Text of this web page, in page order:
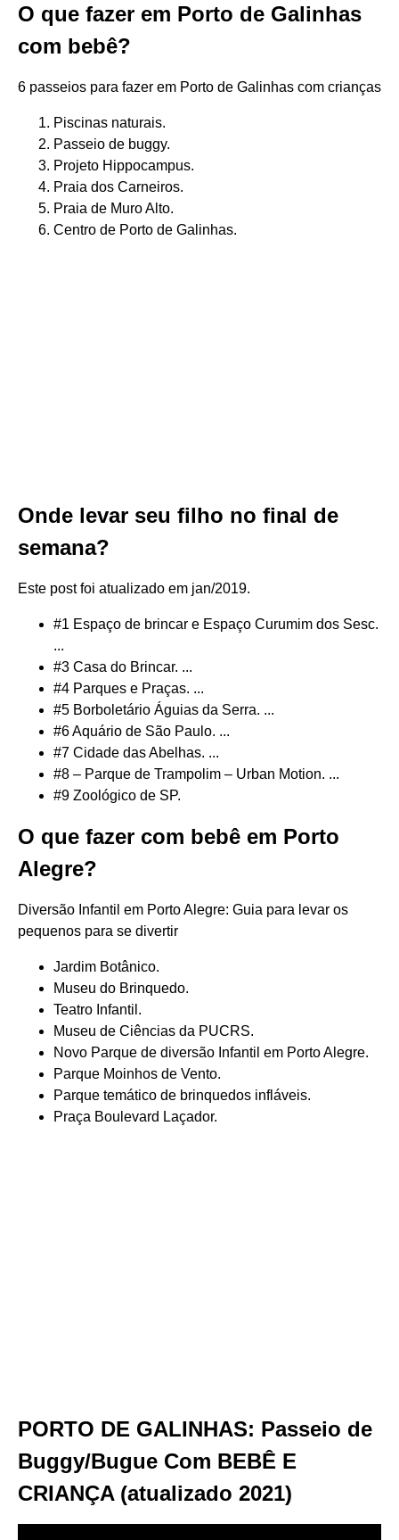
O que fazer em Porto de Galinhas
com bebê?
6 passeios para fazer em Porto de Galinhas com crianças
Piscinas naturais.
Passeio de buggy.
Projeto Hippocampus.
Praia dos Carneiros.
Praia de Muro Alto.
Centro de Porto de Galinhas.
Onde levar seu filho no final de
semana?
Este post foi atualizado em jan/2019.
#1 Espaço de brincar e Espaço Curumim dos Sesc.
...
#3 Casa do Brincar. ...
#4 Parques e Praças. ...
#5 Borboletário Águias da Serra. ...
#6 Aquário de São Paulo. ...
#7 Cidade das Abelhas. ...
#8 – Parque de Trampolim – Urban Motion. ...
#9 Zoológico de SP.
O que fazer com bebê em Porto
Alegre?
Diversão Infantil em Porto Alegre: Guia para levar os
pequenos para se divertir
Jardim Botânico.
Museu do Brinquedo.
Teatro Infantil.
Museu de Ciências da PUCRS.
Novo Parque de diversão Infantil em Porto Alegre.
Parque Moinhos de Vento.
Parque temático de brinquedos infláveis.
Praça Boulevard Laçador.
PORTO DE GALINHAS: Passeio de
Buggy/Bugue Com BEBÊ E
CRIANÇA (atualizado 2021)